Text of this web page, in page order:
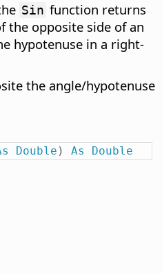
Sin function returns
the opposite side of an
hypotenuse in a right-
the angle/hypotenuse
Double ) As Double